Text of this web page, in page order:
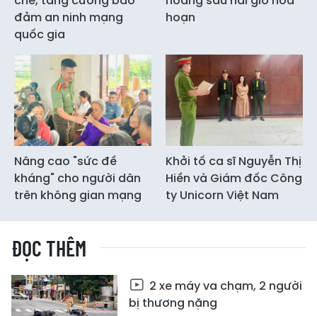
đảm an ninh mạng
quốc gia
hoạn
Nâng cao "sức đề
kháng" cho người dân
trên không gian mạng
Khởi tố ca sĩ Nguyễn Thị
Hiền và Giám đốc Công
ty Unicorn Việt Nam
ĐỌC THÊM
2 xe máy va chạm, 2 người
bị thương nặng